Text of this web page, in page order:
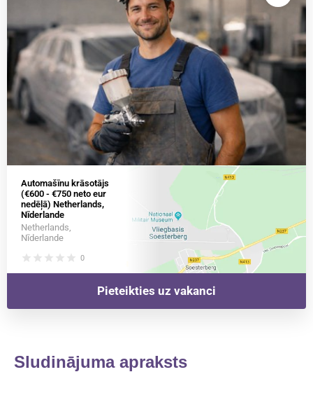
Automašīnu krāsotājs
(€600 - €750 neto eur
nedēļā) Netherlands,
Nīderlande
Netherlands,
Nīderlande
star star star star star 0
Pieteikties uz vakanci
Sludinājuma apraksts